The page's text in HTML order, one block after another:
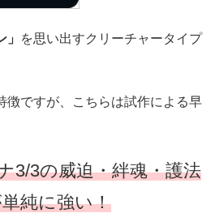
を思い出すクリーチャータイプ
徴ですが、こちらは試作による早
3/3の威迫・絆魂・護法
純に強い！